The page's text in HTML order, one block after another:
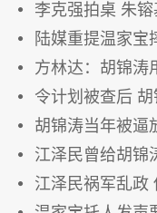
李克强拍桌 朱
陆媒重提温家宝
方林达：胡锦涛
令计划被查后 胡
胡锦涛当年被逼
江泽民曾给胡锦
江泽民祸军乱政